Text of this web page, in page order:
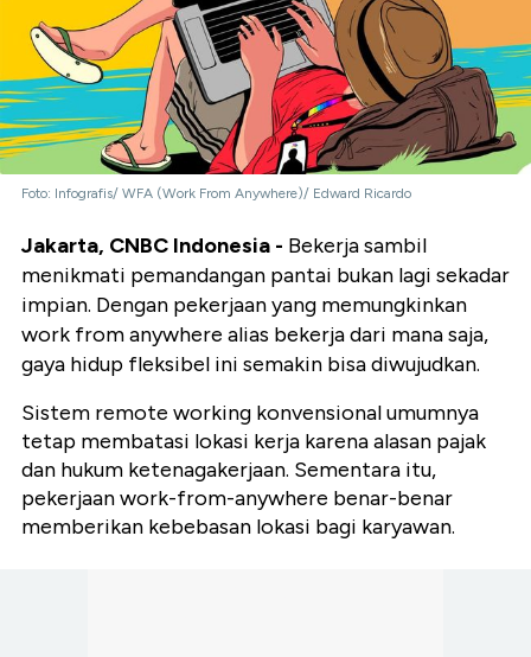
Foto: Infografis/ WFA (Work From Anywhere)/ Edward Ricardo
Jakarta, CNBC Indonesia - Bekerja sambil
menikmati pemandangan pantai bukan lagi sekadar
impian. Dengan pekerjaan yang memungkinkan
work from anywhere alias bekerja dari mana saja,
gaya hidup fleksibel ini semakin bisa diwujudkan.
Sistem remote working konvensional umumnya
tetap membatasi lokasi kerja karena alasan pajak
dan hukum ketenagakerjaan. Sementara itu,
pekerjaan work-from-anywhere benar-benar
memberikan kebebasan lokasi bagi karyawan.